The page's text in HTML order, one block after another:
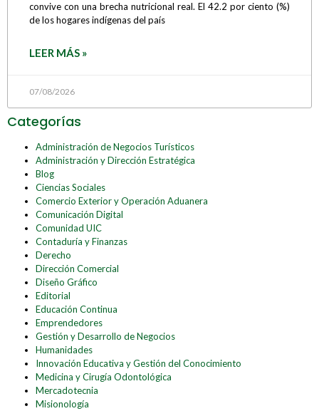
convive con una brecha nutricional real. El 42.2 por ciento (%)
de los hogares indígenas del país
LEER MÁS »
07/08/2026
Categorías
Administración de Negocios Turísticos
Administración y Dirección Estratégica
Blog
Ciencias Sociales
Comercio Exterior y Operación Aduanera
Comunicación Digital
Comunidad UIC
Contaduría y Finanzas
Derecho
Dirección Comercial
Diseño Gráfico
Editorial
Educación Continua
Emprendedores
Gestión y Desarrollo de Negocios
Humanidades
Innovación Educativa y Gestión del Conocimiento
Medicina y Cirugía Odontológica
Mercadotecnia
Misionología